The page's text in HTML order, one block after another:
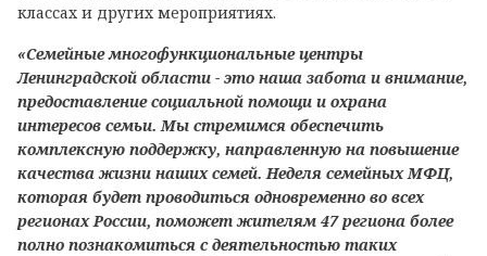
классах и других мероприятиях.
«Семейные многофункциональные центры
Ленинградской области - это наша забота и внимание,
предоставление социальной помощи и охрана
интересов семьи. Мы стремимся обеспечить
комплексную поддержку, направленную на повышение
качества жизни наших семей. Неделя семейных МФЦ,
которая будет проводиться одновременно во всех
регионах России, поможет жителям 47 региона более
полно познакомиться с деятельностью таких